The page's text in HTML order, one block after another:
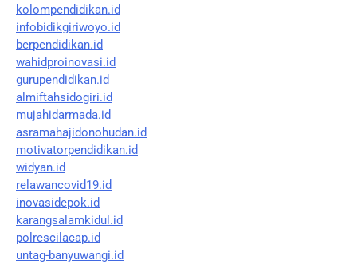
kolompendidikan.id
infobidikgiriwoyo.id
berpendidikan.id
wahidproinovasi.id
gurupendidikan.id
almiftahsidogiri.id
mujahidarmada.id
asramahajidonohudan.id
motivatorpendidikan.id
widyan.id
relawancovid19.id
inovasidepok.id
karangsalamkidul.id
polrescilacap.id
untag-banyuwangi.id